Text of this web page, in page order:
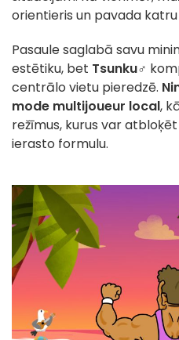
orientieris un pavada
Pasaule saglabā savu
estētiku, bet Tsunku♂
centrālo vietu pieredzē.
mode multijoueur local,
režīmus, kurus var
ierasto formulu.